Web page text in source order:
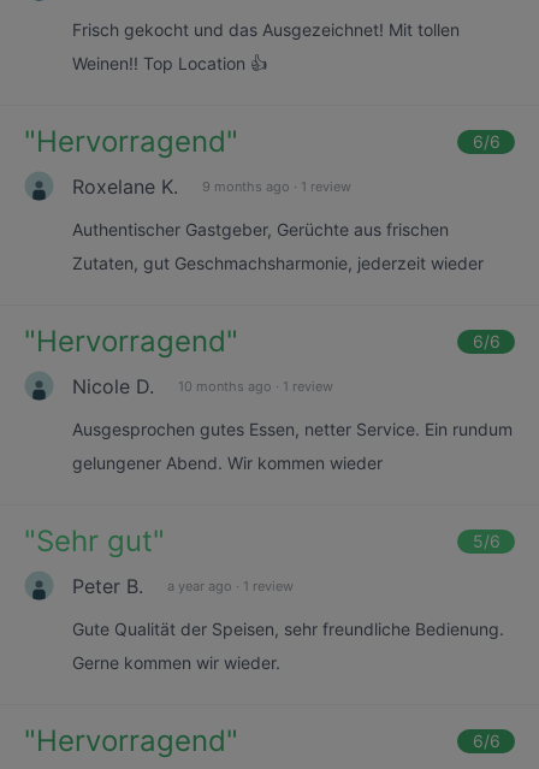
Frisch gekocht und das Ausgezeichnet! Mit tollen
Weinen!! Top Location 👍
"Hervorragend" 6/6
Roxelane K. 9 months ago · 1 review
Authentischer Gastgeber, Gerüchte aus frischen
Zutaten, gut Geschmachsharmonie, jederzeit wieder
"Hervorragend" 6/6
Nicole D. 10 months ago · 1 review
Ausgesprochen gutes Essen, netter Service. Ein rundum
gelungener Abend. Wir kommen wieder
"Sehr gut" 5/6
Peter B. a year ago · 1 review
Gute Qualität der Speisen, sehr freundliche Bedienung.
Gerne kommen wir wieder.
"Hervorragend" 6/6